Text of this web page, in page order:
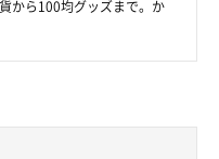
から100均グッズまで。か